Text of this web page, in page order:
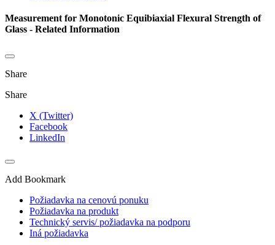
Measurement for Monotonic Equibiaxial Flexural Strength of
Glass - Related Information
Share
Share
X (Twitter)
Facebook
LinkedIn
Add Bookmark
Požiadavka na cenovú ponuku
Požiadavka na produkt
Technický servis/ požiadavka na podporu
Iná požiadavka